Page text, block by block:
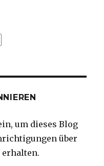
um dieses Blog
über